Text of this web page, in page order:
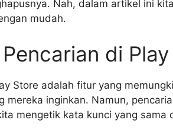
Nah, dalam artikel ini
mudah.
di
Store adalah fitur yang
mereka inginkan. Namun,
mengetik kata kunci yang sama